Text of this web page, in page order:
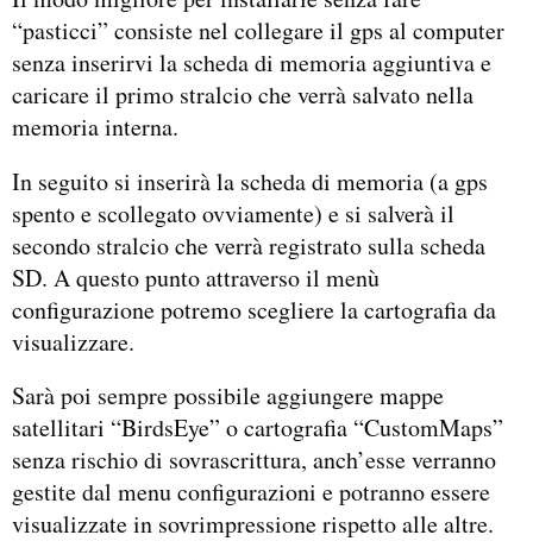
“pasticci” consiste nel collegare il gps al computer
senza inserirvi la scheda di memoria aggiuntiva e
caricare il primo stralcio che verrà salvato nella
memoria interna.
In seguito si inserirà la scheda di memoria (a gps
spento e scollegato ovviamente) e si salverà il
secondo stralcio che verrà registrato sulla scheda
SD. A questo punto attraverso il menù
configurazione potremo scegliere la cartografia da
visualizzare.
Sarà poi sempre possibile aggiungere mappe
satellitari “BirdsEye” o cartografia “CustomMaps”
senza rischio di sovrascrittura, anch’esse verranno
gestite dal menu configurazioni e potranno essere
visualizzate in sovrimpressione rispetto alle altre.